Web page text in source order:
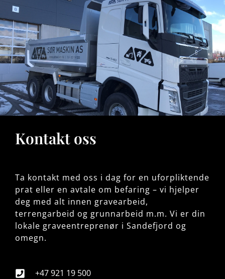
Kontakt oss
Ta kontakt med oss i dag for en uforpliktende
prat eller en avtale om befaring – vi hjelper
deg med alt innen gravearbeid,
terrengarbeid og grunnarbeid m.m. Vi er din
lokale graveentreprenør i Sandefjord og
omegn.
+47 921 19 500